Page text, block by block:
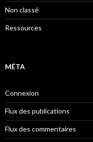
Non classé
Ressources
MÉTA
Connexion
Flux des publications
Flux des commentaires